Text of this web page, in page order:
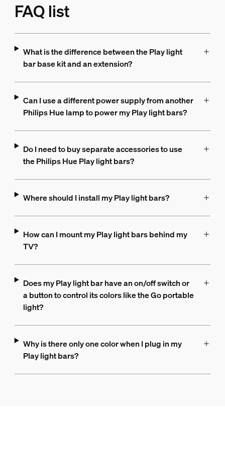
FAQ list
What is the difference between the Play light
bar base kit and an extension?
Can I use a different power supply from another
Philips Hue lamp to power my Play light bars?
Do I need to buy separate accessories to use
the Philips Hue Play light bars?
Where should I install my Play light bars?
How can I mount my Play light bars behind my
TV?
Does my Play light bar have an on/off switch or
a button to control its colors like the Go portable
light?
Why is there only one color when I plug in my
Play light bars?